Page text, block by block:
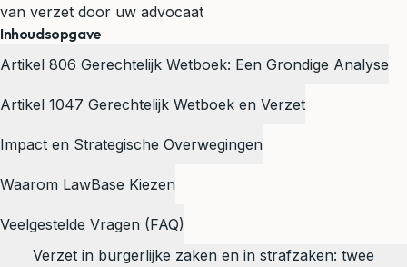
van verzet door uw advocaat
Inhoudsopgave
Artikel 806 Gerechtelijk Wetboek: Een Grondige Analyse
Artikel 1047 Gerechtelijk Wetboek en Verzet
Impact en Strategische Overwegingen
Waarom LawBase Kiezen
Veelgestelde Vragen (FAQ)
Verzet in burgerlijke zaken en in strafzaken: twee